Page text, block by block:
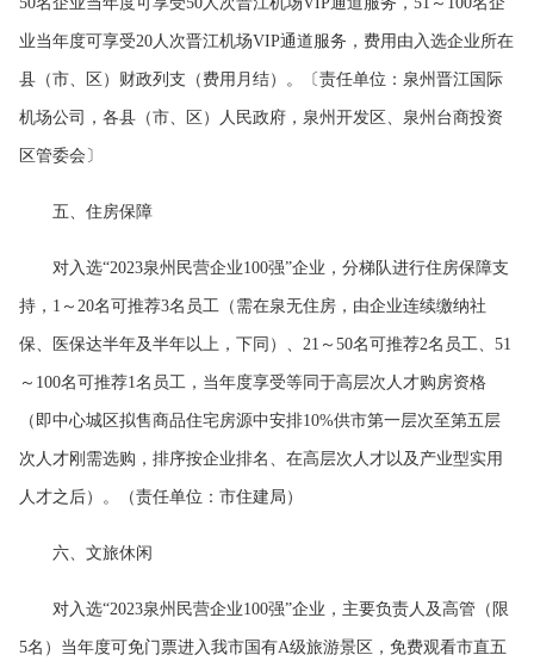
业当年度可享受20人次晋江机场VIP通道服务，费用由入选企业所在
县（市、区）财政列支（费用月结）。〔责任单位：泉州晋江国际
机场公司，各县（市、区）人民政府，泉州开发区、泉州台商投资
区管委会〕
五、住房保障
对入选“2023泉州民营企业100强”企业，分梯队进行住房保障支
持，1～20名可推荐3名员工（需在泉无住房，由企业连续缴纳社
保、医保达半年及半年以上，下同）、21～50名可推荐2名员工、51
～100名可推荐1名员工，当年度享受等同于高层次人才购房资格
（即中心城区拟售商品住宅房源中安排10%供市第一层次至第五层
次人才刚需选购，排序按企业排名、在高层次人才以及产业型实用
人才之后）。（责任单位：市住建局）
六、文旅休闲
对入选“2023泉州民营企业100强”企业，主要负责人及高管（限
5名）当年度可免门票进入我市国有A级旅游景区，免费观看市直五